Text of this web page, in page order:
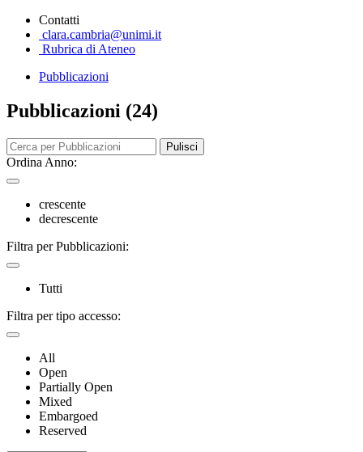
Contatti
clara.cambria@unimi.it
Rubrica di Ateneo
Pubblicazioni
Pubblicazioni (24)
Pulisci
Ordina Anno:
crescente
decrescente
Filtra per Pubblicazioni:
Tutti
Filtra per tipo accesso:
All
Open
Partially Open
Mixed
Embargoed
Reserved